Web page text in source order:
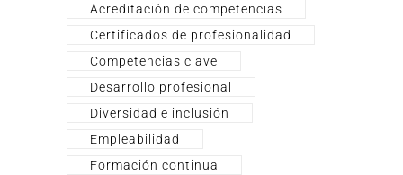
Acreditación de competencias
Certificados de profesionalidad
Competencias clave
Desarrollo profesional
Diversidad e inclusión
Empleabilidad
Formación continua